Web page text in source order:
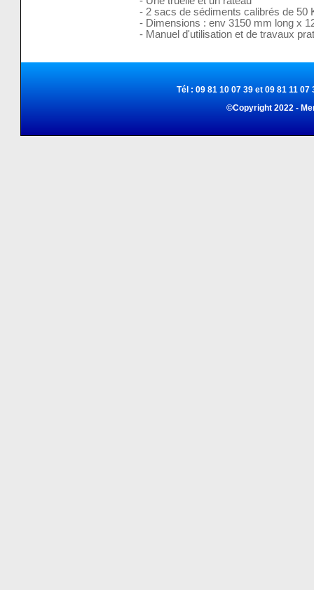
- 2 sacs de sédiments calibrés de 50
- Dimensions : env 3150 mm long x
- Manuel d'utilisation et de travaux
Tél : 09 81 10 07 39 et 09 81 11
©Copyright 2022 -